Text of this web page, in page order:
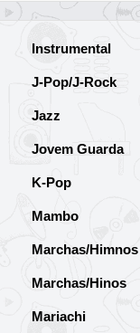
Instrumental
J-Pop/J-Rock
Jazz
Jovem Guarda
K-Pop
Mambo
Marchas/Himnos
Marchas/Hinos
Mariachi